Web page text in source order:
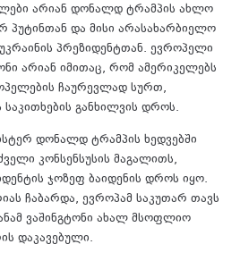
არიან დონალდ ტრამპის ახლო
და მისი არასახარბიელო
პრეზიდენტთან. ევროპელი
არიან იმითაც, რომ ამერიკელებს
ჩაურევლად სურთ,
განხილვის დროს.
დონალდ ტრამპის ხედვებში
კონსენსუსის მაგალითს,
ჯოზეფ ბაიდენის დროს იყო.
ჩაბარდა, ევროპამ საკუთარ თავს
ვაშინგტონი ახალ მსოფლიო
დაკავებული.